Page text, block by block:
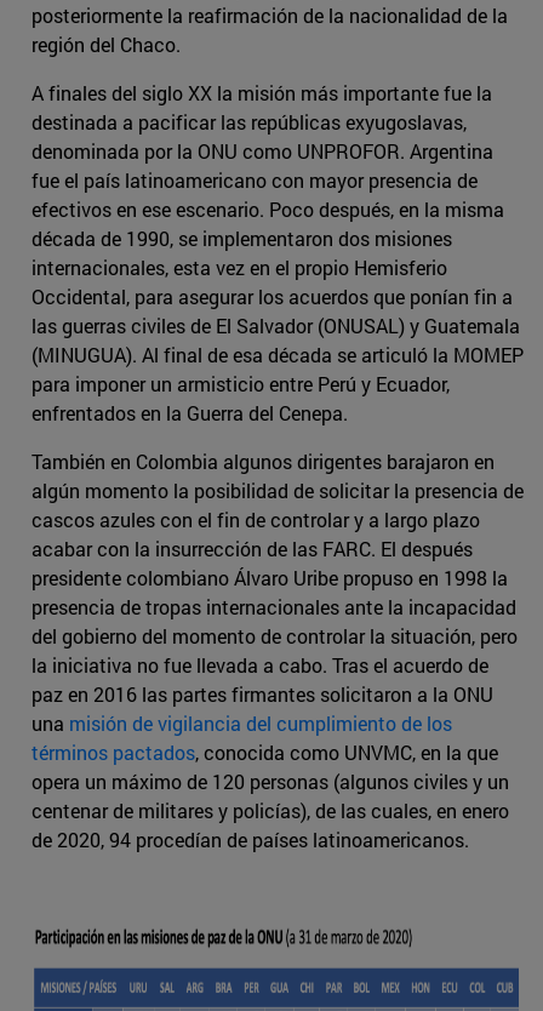
posteriormente la reafirmación de la nacionalidad de la
región del Chaco.
A finales del siglo XX la misión más importante fue la
destinada a pacificar las repúblicas exyugoslavas,
denominada por la ONU como UNPROFOR. Argentina
fue el país latinoamericano con mayor presencia de
efectivos en ese escenario. Poco después, en la misma
década de 1990, se implementaron dos misiones
internacionales, esta vez en el propio Hemisferio
Occidental, para asegurar los acuerdos que ponían fin a
las guerras civiles de El Salvador (ONUSAL) y Guatemala
(MINUGUA). Al final de esa década se articuló la MOMEP
para imponer un armisticio entre Perú y Ecuador,
enfrentados en la Guerra del Cenepa.
También en Colombia algunos dirigentes barajaron en
algún momento la posibilidad de solicitar la presencia de
cascos azules con el fin de controlar y a largo plazo
acabar con la insurrección de las FARC. El después
presidente colombiano Álvaro Uribe propuso en 1998 la
presencia de tropas internacionales ante la incapacidad
del gobierno del momento de controlar la situación, pero
la iniciativa no fue llevada a cabo. Tras el acuerdo de
paz en 2016 las partes firmantes solicitaron a la ONU
una misión de vigilancia del cumplimiento de los
términos pactados, conocida como UNVMC, en la que
opera un máximo de 120 personas (algunos civiles y un
centenar de militares y policías), de las cuales, en enero
de 2020, 94 procedían de países latinoamericanos.